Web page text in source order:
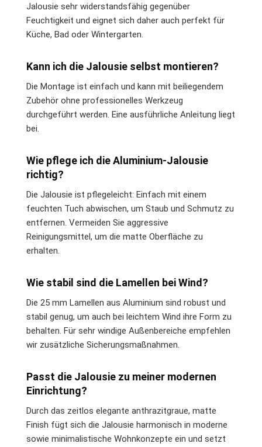
Jalousie sehr widerstandsfähig gegenüber
Feuchtigkeit und eignet sich daher auch perfekt für
Küche, Bad oder Wintergarten.
Kann ich die Jalousie selbst montieren?
Die Montage ist einfach und kann mit beiliegendem
Zubehör ohne professionelles Werkzeug
durchgeführt werden. Eine ausführliche Anleitung liegt
bei.
Wie pflege ich die Aluminium-Jalousie
richtig?
Die Jalousie ist pflegeleicht: Einfach mit einem
feuchten Tuch abwischen, um Staub und Schmutz zu
entfernen. Vermeiden Sie aggressive
Reinigungsmittel, um die matte Oberfläche zu
erhalten.
Wie stabil sind die Lamellen bei Wind?
Die 25 mm Lamellen aus Aluminium sind robust und
stabil genug, um auch bei leichtem Wind ihre Form zu
behalten. Für sehr windige Außenbereiche empfehlen
wir zusätzliche Sicherungsmaßnahmen.
Passt die Jalousie zu meiner modernen
Einrichtung?
Durch das zeitlos elegante anthrazitgraue, matte
Finish fügt sich die Jalousie harmonisch in moderne
sowie minimalistische Wohnkonzepte ein und setzt